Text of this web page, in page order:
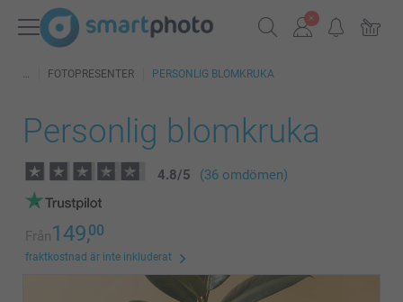
FOTOPRESENTER PERSONLIG BLOMKRUKA
Personlig blomkruka
4.8/5 (36 omdömen)
Från149,00
fraktkostnad är inte inkluderat